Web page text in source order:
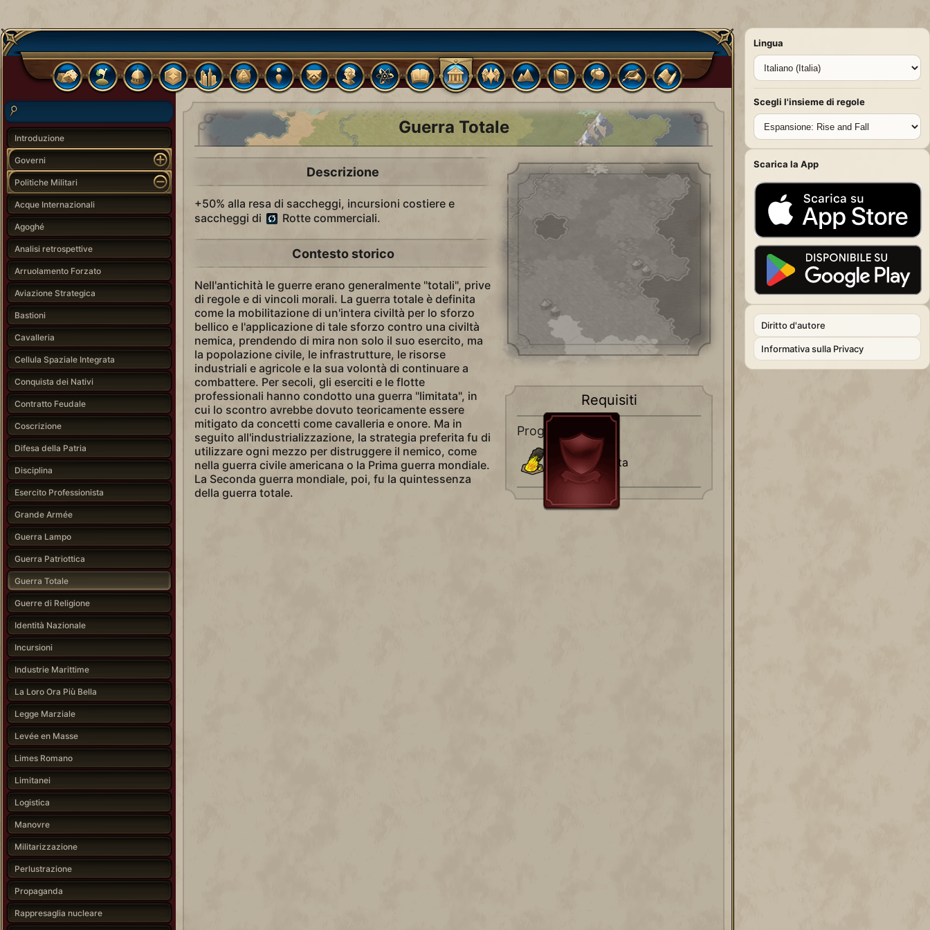
Introduzione
Governi
Politiche Militari
Acque Internazionali
Agoghé
Analisi retrospettive
Arruolamento Forzato
Aviazione Strategica
Bastioni
Cavalleria
Cellula Spaziale Integrata
Conquista dei Nativi
Contratto Feudale
Coscrizione
Difesa della Patria
Disciplina
Esercito Professionista
Grande Armée
Guerra Lampo
Guerra Patriottica
Guerra Totale
Guerre di Religione
Identità Nazionale
Incursioni
Industrie Marittime
La Loro Ora Più Bella
Legge Marziale
Levée en Masse
Limes Romano
Limitanei
Logistica
Manovre
Militarizzazione
Perlustrazione
Propaganda
Rappresaglia nucleare
Guerra Totale
Descrizione
+50% alla resa di saccheggi, incursioni costiere e
saccheggi di
Rotte commerciali.
Contesto storico
Nell'antichità le guerre erano generalmente "totali", prive
di regole e di vincoli morali. La guerra totale è definita
come la mobilitazione di un'intera civiltà per lo sforzo
bellico e l'applicazione di tale sforzo contro una civiltà
nemica, prendendo di mira non solo il suo esercito, ma
la popolazione civile, le infrastrutture, le risorse
industriali e agricole e la sua volontà di continuare a
combattere. Per secoli, gli eserciti e le flotte
professionali hanno condotto una guerra "limitata", in
cui lo scontro avrebbe dovuto teoricamente essere
mitigato da concetti come cavalleria e onore. Ma in
seguito all'industrializzazione, la strategia preferita fu di
utilizzare ogni mezzo per distruggere il nemico, come
nella guerra civile americana o la Prima guerra mondiale.
La Seconda guerra mondiale, poi, fu la quintessenza
della guerra totale.
Requisiti
Progresso civico
Terra Bruciata
Lingua
Scegli l'insieme di regole
Scarica la App
Diritto d'autore
Informativa sulla Privacy